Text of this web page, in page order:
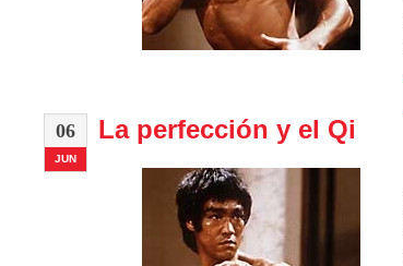
06
JUN
La perfección y el Qi